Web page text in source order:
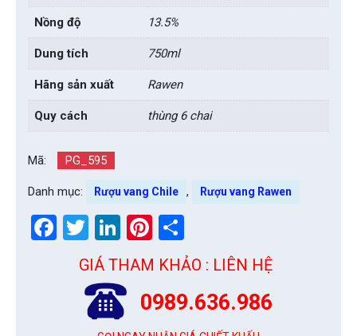
Nồng độ 13.5%
Dung tích 750ml
Hãng sản xuất Rawen
Quy cách thùng 6 chai
Mã: PG_595
Danh mục: Rượu vang Chile , Rượu vang Rawen
Facebook
Twitter
LinkedIn
Pinterest
GIÁ THAM KHẢO : LIÊN HỆ
0989.636.986